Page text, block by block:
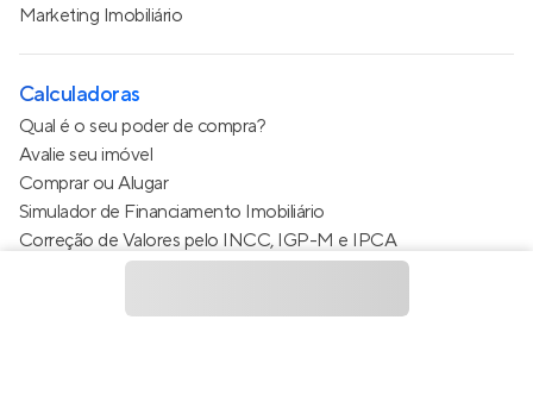
Marketing Imobiliário
Calculadoras
Qual é o seu poder de compra?
Avalie seu imóvel
Comprar ou Alugar
Simulador de Financiamento Imobiliário
Correção de Valores pelo INCC, IGP-M e IPCA
Estimativa de valor do condomínio